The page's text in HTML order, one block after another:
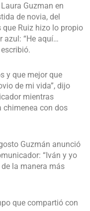
Guzman en
de novia, del
Ruiz hizo lo propio
azul: “He aquí…
y que mejor que
de mi vida”, dijo
mientras
chimenea con dos
Guzmán anunció
“Iván y yo
la manera más
que compartió con